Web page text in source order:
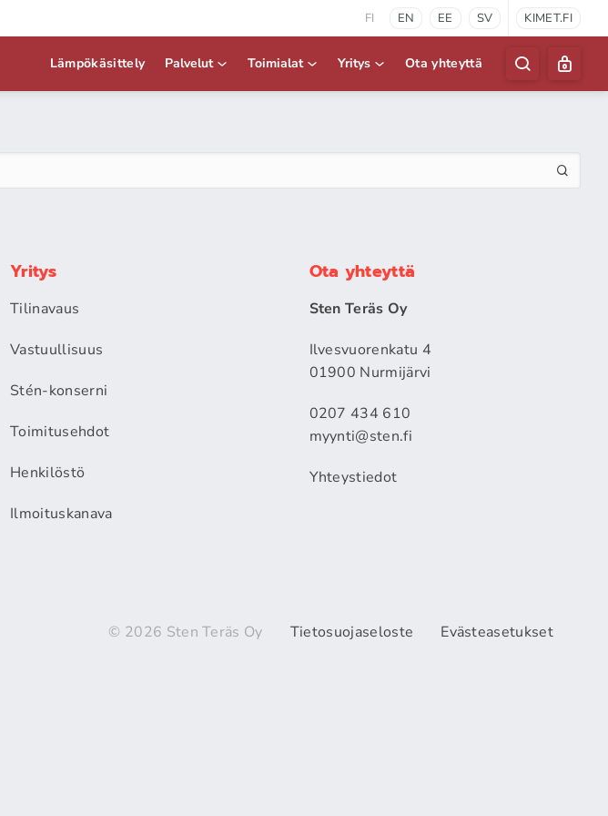
FI EN EE SV KIMET.FI
Lämpökäsittely Palvelut Toimialat Yritys Ota yhteyttä
Yritys
Tilinavaus
Vastuullisuus
Stén-konserni
Toimitusehdot
Henkilöstö
Ilmoituskanava
Ota yhteyttä
Sten Teräs Oy
Ilvesvuorenkatu 4
01900 Nurmijärvi
0207 434 610
myynti@sten.fi
Yhteystiedot
© 2026 Sten Teräs Oy Tietosuojaseloste Evästeasetukset